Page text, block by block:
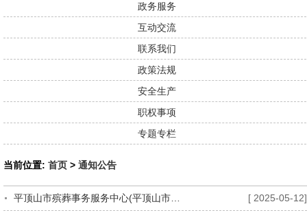
政务服务
互动交流
联系我们
政策法规
安全生产
职权事项
专题专栏
当前位置: 首页 > 通知公告
[ 2025-05-12]